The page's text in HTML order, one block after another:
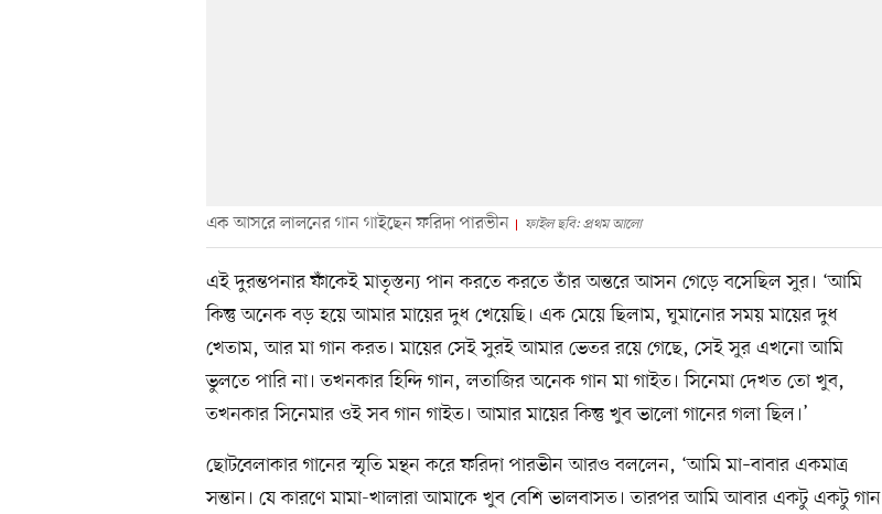
এক আসরে লালনের গান গাইছেন ফরিদা পারভীন ফাইল ছবি: প্রথম আলো
এই দুরন্তপনার ফাঁকেই মাতৃস্তন্য পান করতে করতে তাঁর অন্তরে আসন গেড়ে বসেছিল সুর। ‘আমি
কিন্তু অনেক বড় হয়ে আমার মায়ের দুধ খেয়েছি। এক মেয়ে ছিলাম, ঘুমানোর সময় মায়ের দুধ
খেতাম, আর মা গান করত। মায়ের সেই সুরই আমার ভেতর রয়ে গেছে, সেই সুর এখনো আমি
ভুলতে পারি না। তখনকার হিন্দি গান, লতাজির অনেক গান মা গাইত। সিনেমা দেখত তো খুব,
তখনকার সিনেমার ওই সব গান গাইত। আমার মায়ের কিন্তু খুব ভালো গানের গলা ছিল।’
ছোটবেলাকার গানের স্মৃতি মন্থন করে ফরিদা পারভীন আরও বললেন, ‘আমি মা–বাবার একমাত্র
সন্তান। যে কারণে মামা-খালারা আমাকে খুব বেশি ভালবাসত। তারপর আমি আবার একটু একটু গান